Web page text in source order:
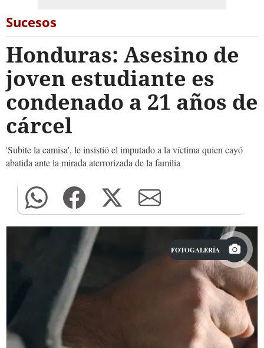
Sucesos
Honduras: Asesino de
joven estudiante es
condenado a 21 años de
cárcel
'Subite la camisa', le insistió el imputado a la víctima quien cayó
abatida ante la mirada aterrorizada de la familia
FOTOGALERÍA